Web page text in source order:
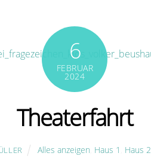
6
FEBRUAR
2024
Theaterfahrt
Alles anzeigen Haus 1 Haus 2